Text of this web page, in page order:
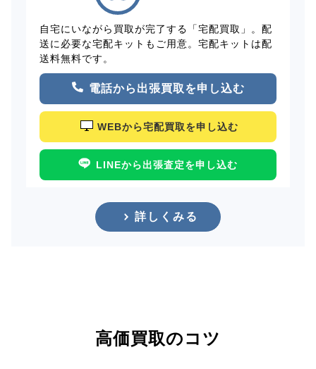
自宅にいながら買取が完了する「宅配買取」。配
送に必要な宅配キットもご用意。宅配キットは配
送料無料です。
電話から出張買取を申し込む
WEBから宅配買取を申し込む
LINEから出張査定を申し込む
詳しくみる
高価買取のコツ